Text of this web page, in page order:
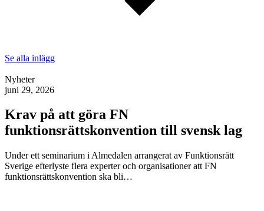
Se alla inlägg
Nyheter
juni 29, 2026
Krav på att göra FN
funktionsrättskonvention till svensk lag
Under ett seminarium i Almedalen arrangerat av Funktionsrätt
Sverige efterlyste flera experter och organisationer att FN
funktionsrättskonvention ska bli…